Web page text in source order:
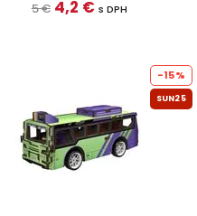
5 € 4,2 € s DPH
-15%
SUN25